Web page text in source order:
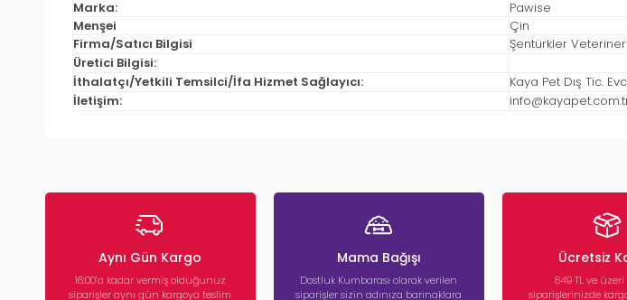
Marka:
Pawise
Menşei
Çin
Firma/Satıcı Bilgisi
Şentürkler
Üretici Bilgisi:
İthalatçı/Yetkili Temsilci/İfa Hizmet Sağlayıcı:
Kaya Pet Dış Tic.
İletişim:
Aynı Gün Kargo
16:00’a kadar vermiş olduğunuz
siparişler aynı gün kargoya teslim
Mama Bağışı
Dostluk Kumbarası olarak verilen
siparişler sizin adınıza barınaklara
Ücretsiz
849 TL ve
siparişlerinizde